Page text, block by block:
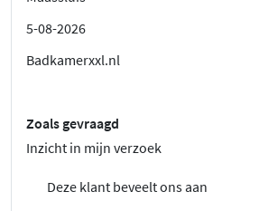
5-08-2026
Badkamerxxl.nl
Zoals gevraagd
Inzicht in mijn verzoek
Deze klant beveelt ons aan